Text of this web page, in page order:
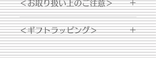
＜お取り扱い上のご注意＞
・経年変化により変色する場合がござ
います。お手入れの際は、乾いた布で
拭いてください。
＜ギフトラッピング＞
ギフトラッピングはこちらからご購入